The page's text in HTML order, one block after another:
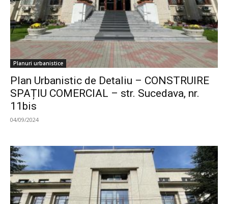
Planuri urbanistice
Plan Urbanistic de Detaliu – CONSTRUIRE
SPAȚIU COMERCIAL – str. Sucedava, nr.
11bis
04/09/2024